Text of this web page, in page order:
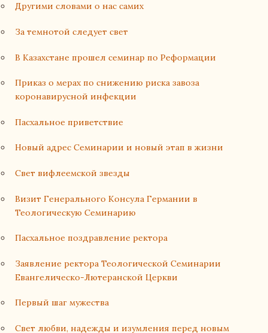
Другими словами о нас самих
За темнотой следует свет
В Казахстане прошел семинар по Реформации
Приказ о мерах по снижению риска завоза
коронавирусной инфекции
Пасхальное приветствие
Новый адрес Семинарии и новый этап в жизни
Свет вифлеемской звезды
Визит Генерального Консула Германии в
Теологическую Семинарию
Пасхальное поздравление ректора
Заявление ректора Теологической Семинарии
Евангелическо-Лютеранской Церкви
Первый шаг мужества
Свет любви, надежды и изумления перед новым